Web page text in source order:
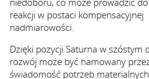
reakcji w postaci kompensacyjnej
nadmiarowości.
Dzięki pozycji Saturna w szóstym
rozwój może być hamowany
świadomość potrzeb